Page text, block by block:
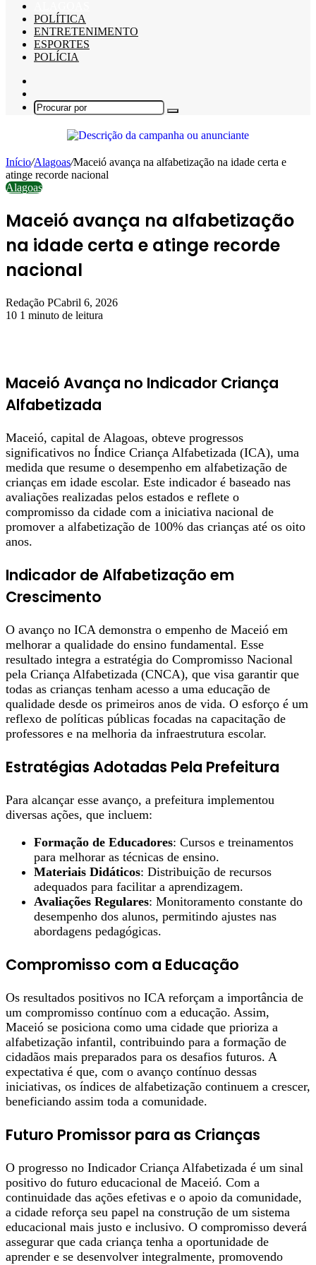
POLÍTICA
ENTRETENIMENTO
ESPORTES
POLÍCIA
skin
Procurar
Início/Alagoas/Maceió avança na alfabetização na idade certa e
atinge recorde nacional
Alagoas
Maceió avança na alfabetização
na idade certa e atinge recorde
nacional
Redação PCabril 6, 2026
10 1 minuto de leitura
Maceió Avança no Indicador Criança
Alfabetizada
Maceió, capital de Alagoas, obteve progressos
significativos no Índice Criança Alfabetizada (ICA), uma
medida que resume o desempenho em alfabetização de
crianças em idade escolar. Este indicador é baseado nas
avaliações realizadas pelos estados e reflete o
compromisso da cidade com a iniciativa nacional de
promover a alfabetização de 100% das crianças até os oito
anos.
Indicador de Alfabetização em
Crescimento
O avanço no ICA demonstra o empenho de Maceió em
melhorar a qualidade do ensino fundamental. Esse
resultado integra a estratégia do Compromisso Nacional
pela Criança Alfabetizada (CNCA), que visa garantir que
todas as crianças tenham acesso a uma educação de
qualidade desde os primeiros anos de vida. O esforço é um
reflexo de políticas públicas focadas na capacitação de
professores e na melhoria da infraestrutura escolar.
Estratégias Adotadas Pela Prefeitura
Para alcançar esse avanço, a prefeitura implementou
diversas ações, que incluem:
Formação de Educadores: Cursos e treinamentos
para melhorar as técnicas de ensino.
Materiais Didáticos: Distribuição de recursos
adequados para facilitar a aprendizagem.
Avaliações Regulares: Monitoramento constante do
desempenho dos alunos, permitindo ajustes nas
abordagens pedagógicas.
Compromisso com a Educação
Os resultados positivos no ICA reforçam a importância de
um compromisso contínuo com a educação. Assim,
Maceió se posiciona como uma cidade que prioriza a
alfabetização infantil, contribuindo para a formação de
cidadãos mais preparados para os desafios futuros. A
expectativa é que, com o avanço contínuo dessas
iniciativas, os índices de alfabetização continuem a crescer,
beneficiando assim toda a comunidade.
Futuro Promissor para as Crianças
O progresso no Indicador Criança Alfabetizada é um sinal
positivo do futuro educacional de Maceió. Com a
continuidade das ações efetivas e o apoio da comunidade,
a cidade reforça seu papel na construção de um sistema
educacional mais justo e inclusivo. O compromisso deverá
assegurar que cada criança tenha a oportunidade de
aprender e se desenvolver integralmente, promovendo